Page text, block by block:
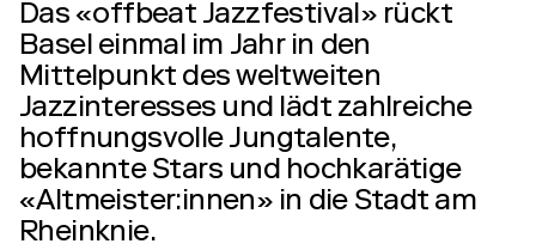
Das «offbeat Jazzfestival» rückt
Basel einmal im Jahr in den
Mittelpunkt des weltweiten
Jazzinteresses und lädt zahlreiche
hoffnungsvolle Jungtalente,
bekannte Stars und hochkarätige
«Altmeister:innen» in die Stadt am
Rheinknie.